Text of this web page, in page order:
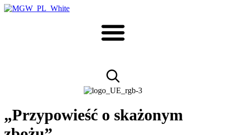
„Przypowieść o skażonym